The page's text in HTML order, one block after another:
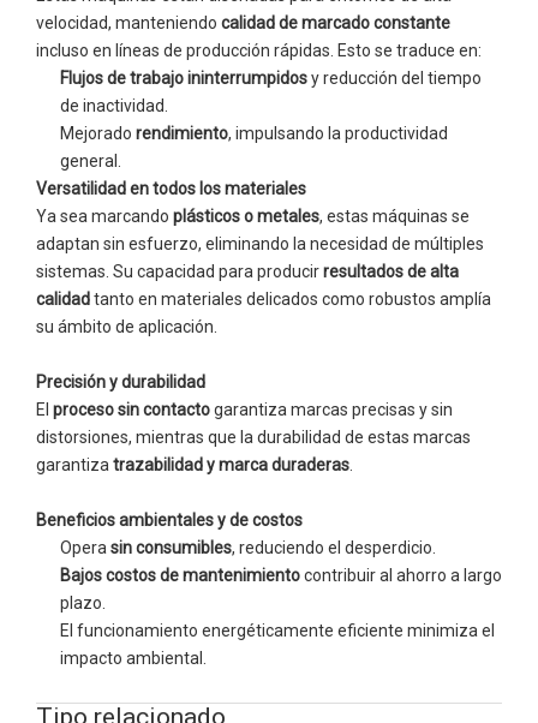
velocidad, manteniendo calidad de marcado constante
incluso en líneas de producción rápidas. Esto se traduce en:
Flujos de trabajo ininterrumpidosy reducción del tiempo
de inactividad.
Mejorado rendimiento, impulsando la productividad
general.
Versatilidad en todos los materiales
Ya sea marcando plásticos o metales, estas máquinas se
adaptan sin esfuerzo, eliminando la necesidad de múltiples
sistemas. Su capacidad para producirresultados de alta
calidadtanto en materiales delicados como robustos amplía
su ámbito de aplicación.
Precisión y durabilidad
El proceso sin contactogarantiza marcas precisas y sin
distorsiones, mientras que la durabilidad de estas marcas
garantiza trazabilidad y marca duraderas
Beneficios ambientales y de costos
Opera sin consumibles, reduciendo el desperdicio.
Bajos costos de mantenimientocontribuir al ahorro a largo
plazo.
El funcionamiento energéticamente eficiente minimiza el
impacto ambiental.
Tipo relacionado